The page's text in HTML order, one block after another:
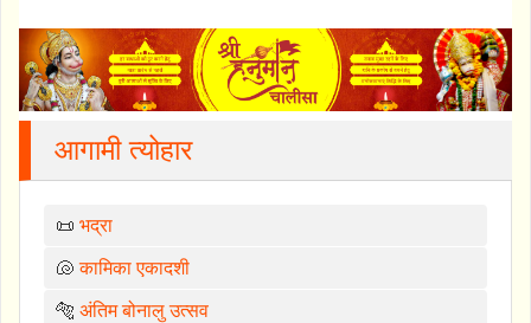
आगामी त्योहार
📜 भद्रा
🐚कामिका एकादशी
🐅 अंतिम बोनालु उत्सव